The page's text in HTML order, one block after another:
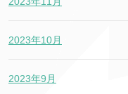
2023年10月
2023年9月